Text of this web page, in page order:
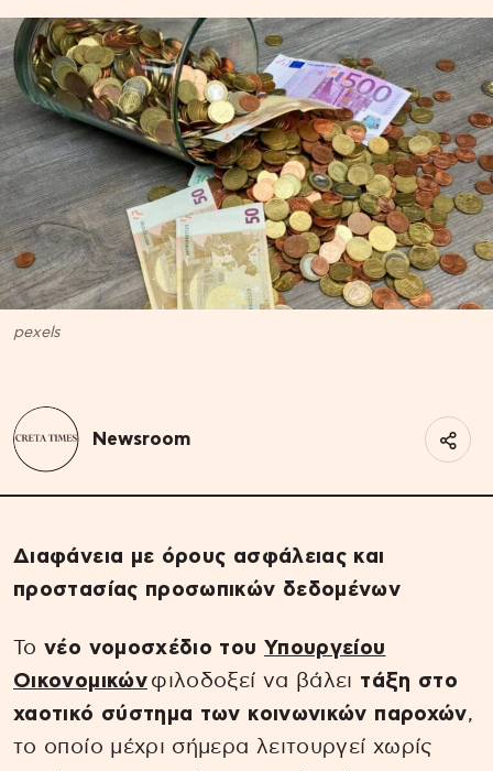
pexels
Newsroom
Διαφάνεια με όρους ασφάλειας και
προστασίας προσωπικών δεδομένων
Τονέο νομοσχέδιο του Υπουργείου
Οικονομικώνφιλοδοξεί να βάλει τάξη στο
χαοτικό σύστημα των κοινωνικών παροχών,
το οποίο μέχρι σήμερα λειτουργεί χωρίς